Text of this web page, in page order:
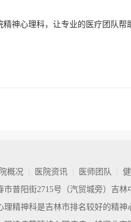
神心理科，让专业的医疗团队帮
概况 医院资讯 医师团队
市普阳街2715号（汽贸城旁）吉林
理精神科是吉林市排名较好的精神